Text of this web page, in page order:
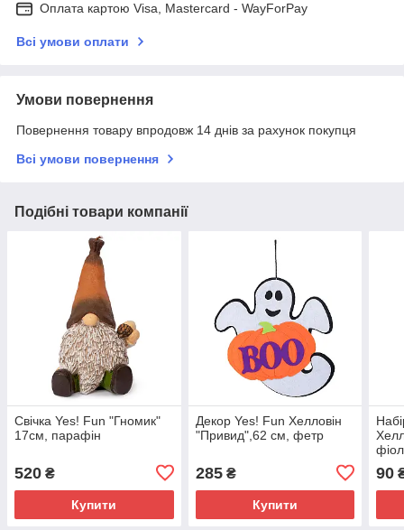
Оплата картою Visa, Mastercard - WayForPay
Всі умови оплати
Умови повернення
Повернення товару впродовж 14 днів за рахунок покупця
Всі умови повернення
Подібні товари компанії
Свічка Yes! Fun "Гномик"
17см, парафін
520 ₴
Купити
Декор Yes! Fun Хелловін
"Привид",62 см, фетр
285₴
Купити
90